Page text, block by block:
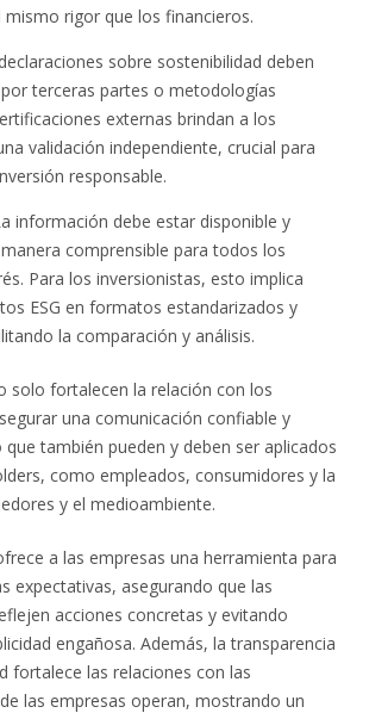
rigor que los financieros.
sobre sostenibilidad deben
terceras partes o metodologías
externas brindan a los
validación independiente, crucial para
responsable.
información debe estar disponible y
comprensible para todos los
Para los inversionistas, esto implica
ESG en formatos estandarizados y
la comparación y análisis.
solo fortalecen la relación con los
una comunicación confiable y
también pueden y deben ser aplicados
como empleados, consumidores y la
y el medioambiente.
a las empresas una herramienta para
expectativas, asegurando que las
acciones concretas y evitando
engañosa. Además, la transparencia
fortalece las relaciones con las
las empresas operan, mostrando un